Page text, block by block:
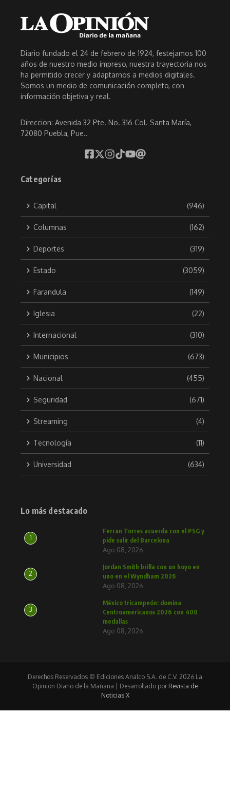
Diario fundado el 24 de febrero de 1924, festejamos 100
años de nuestro medio impreso, nuestra trayectoria nos
ha permitido crecer y adaptarnos a medios digitales.
Somos un medio de comunicación completo, con
información objetiva y real.
Direccion: Avenida 32 Pte. No. 316 Col. Santa María,
72080 Puebla, Pue..
Categorías
Capital (946)
Columnas (162)
Deportes (319)
Estado (3059)
Farandula (149)
Iglesia (22)
Internacional (310)
Municipios (673)
Nacional (455)
Seguridad (671)
Streaming (4)
Tecnología (11)
Universidad (634)
Lo más destacado
1
Ferran Torres acuerda con el PSG y
pide salir del Barcelona
Ago 08, 2026
2
Jordan Smith brilla con un hoyo en
uno en el Wyndham 2026
Ago 08, 2026
3
México tricampeón: domina
Centroamericanos 2026 con 400
medallas
Ago 08, 2026
Derechos Reservados © Ediciones Analco S.A. de C.V. 2026 La
Opinion Diario de la Mañana | Desarrollado por Revista de
Noticias X